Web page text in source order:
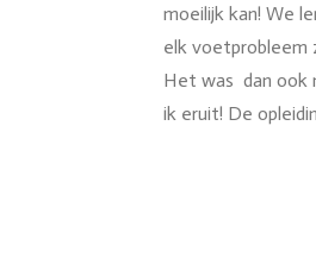
moeilijk kan! We
elk voetprobleem
Het was dan ook
ik eruit! De